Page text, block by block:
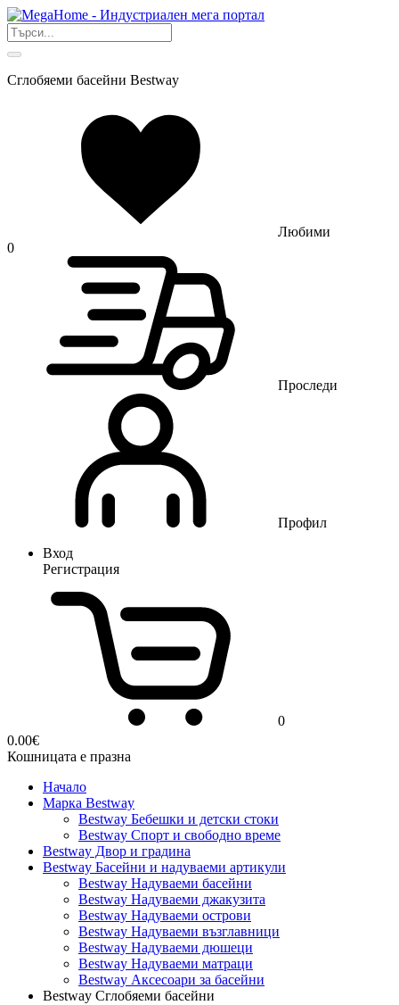
Сглобяеми басейни Bestway
Любими
0
Проследи
Профил
Вход
Регистрация
0
0.00€
Кошницата е празна
Начало
Марка Bestway
Bestway Бебешки и детски стоки
Bestway Спорт и свободно време
Bestway Двор и градина
Bestway Басейни и надуваеми артикули
Bestway Надуваеми басейни
Bestway Надуваеми джакузита
Bestway Надуваеми острови
Bestway Надуваеми възглавници
Bestway Надуваеми дюшеци
Bestway Надуваеми матраци
Bestway Аксесоари за басейни
Bestway Сглобяеми басейни